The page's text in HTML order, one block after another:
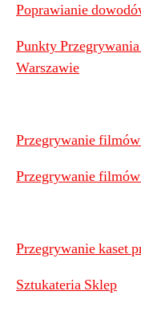
Poprawianie
Punkty
Warszawie
Przegrywanie
Przegrywanie
Przegrywanie kaset
Sztukateria Sklep